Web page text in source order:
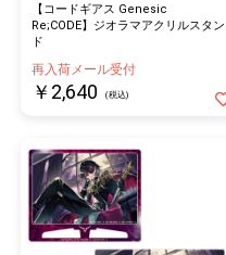
【コードギアス Genesic
Re;CODE】ジオラマアクリルスタン
ド
再入荷メール受付
￥2,640 (税込)